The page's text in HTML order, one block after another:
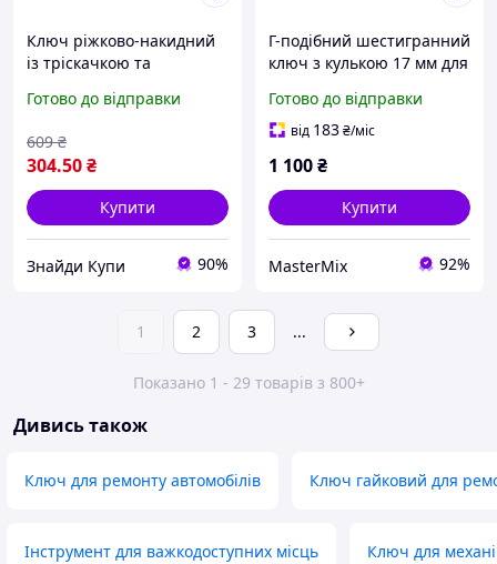
Ключ ріжково-накидний
із тріскачкою та
роботи у важкодоступних
Готово до відправки
304.50₴
609 ₴
Купити
Знайди Купи 90%
Г-подібний шестигранний
ключ з кулькою 17 мм для
відкручування в
важкодоступних місцях,
Готово до відправки
від 183₴/міс
1 100₴
Купити
MasterMix 92%
1 2 3 ...
Показано 1 - 29 товарів з 800+
Дивись також
Ключ для ремонту автомобілів Ключ гайковий для
Інструмент для важкодоступних місць Ключ для